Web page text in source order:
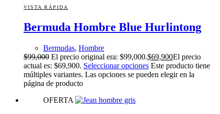
VISTA RÁPIDA
Bermuda Hombre Blue Hurlintong
Bermudas, Hombre
$99,000 El precio original era: $99,000.$69,900El precio
actual es: $69,900. Seleccionar opciones Este producto tiene
múltiples variantes. Las opciones se pueden elegir en la
página de producto
OFERTA